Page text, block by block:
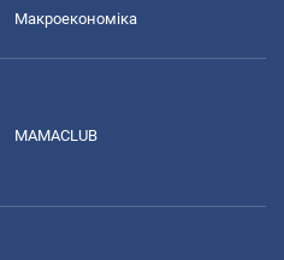
Макроекономіка
MAMACLUB